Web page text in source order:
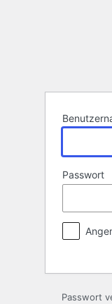
Passwort
Passwort